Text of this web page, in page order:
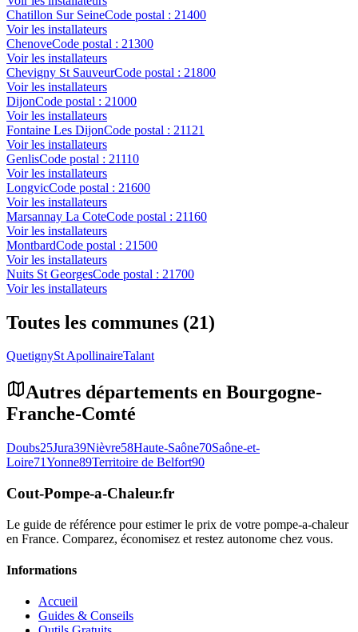
Chatillon Sur SeineCode postal : 21400
Voir les installateurs
ChenoveCode postal : 21300
Voir les installateurs
Chevigny St SauveurCode postal : 21800
Voir les installateurs
DijonCode postal : 21000
Voir les installateurs
Fontaine Les DijonCode postal : 21121
Voir les installateurs
GenlisCode postal : 21110
Voir les installateurs
LongvicCode postal : 21600
Voir les installateurs
Marsannay La CoteCode postal : 21160
Voir les installateurs
MontbardCode postal : 21500
Voir les installateurs
Nuits St GeorgesCode postal : 21700
Voir les installateurs
Toutes les communes (21)
QuetignySt ApollinaireTalant
Autres départements en Bourgogne-
Franche-Comté
Doubs25Jura39Nièvre58Haute-Saône70Saône-et-
Loire71Yonne89Territoire de Belfort90
Cout-Pompe-a-Chaleur.fr
Le guide de référence pour estimer le prix de votre pompe-a-chaleur
en France. Comparez, économisez et restez autonome chez vous.
Informations
Accueil
Guides & Conseils